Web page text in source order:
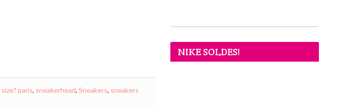
size? paris, sneakerhead, Sneakers, sneakers
NIKE SOLDES!